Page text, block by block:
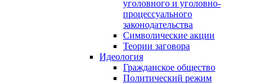
уголовного и уголовно-
процессуального
законодательства
Символические акции
Теории заговора
Идеология
Гражданское общество
Политический режим